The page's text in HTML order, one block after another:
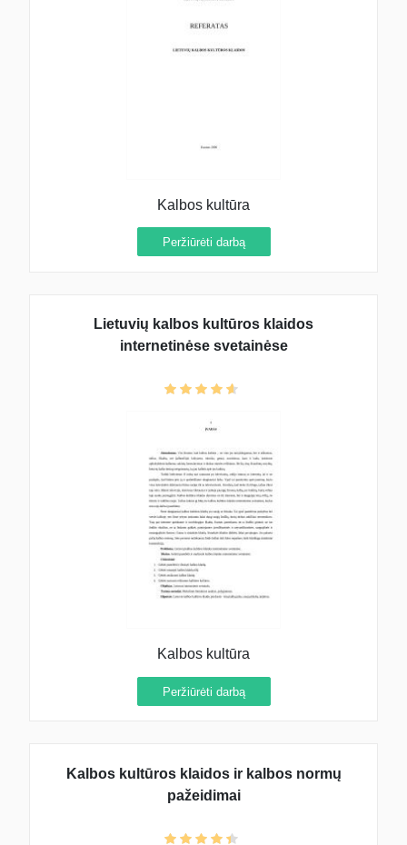
Kalbos kultūra
Peržiūrėti darbą
Lietuvių kalbos kultūros klaidos
internetinėse svetainėse
Kalbos kultūra
Peržiūrėti darbą
Kalbos kultūros klaidos ir kalbos normų
pažeidimai